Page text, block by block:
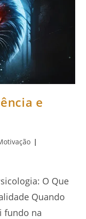
e
O Que
Quando
fundo na